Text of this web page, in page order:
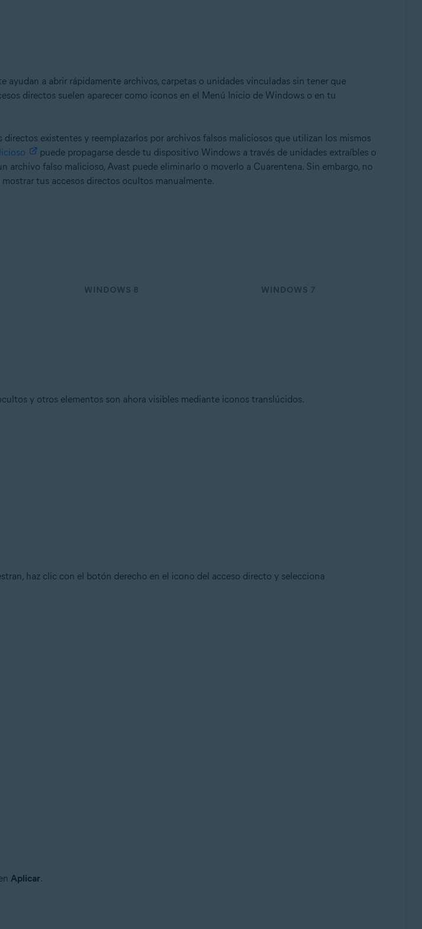
a abrir rápidamente archivos, carpetas o unidades vinculadas sin tener que
directos suelen aparecer como iconos en el Menú Inicio de Windows o en tu
directos existentes y reemplazarlos por archivos falsos maliciosos que utilizan los mismos
puede propagarse desde tu dispositivo Windows a través de unidades extraíbles o
falso malicioso, Avast puede eliminarlo o moverlo a Cuarentena. Sin embargo, no
tus accesos directos ocultos manualmente.
WINDOWS 8 WINDOWS 7
y otros elementos son ahora visibles mediante iconos translúcidos.
haz clic con el botón derecho en el icono del acceso directo y selecciona
Aplicar.